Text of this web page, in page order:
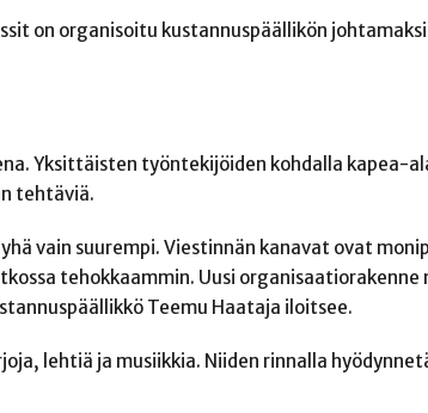
on organisoitu kustannuspäällikön
Yksittäisten työntekijöiden kohdalla kapea-
tehtäviä.
vain suurempi. Viestinnän kanavat ovat
tehokkaammin. Uusi organisaatiorakenne
Teemu Haataja iloitsee.
lehtiä ja musiikkia. Niiden rinnalla